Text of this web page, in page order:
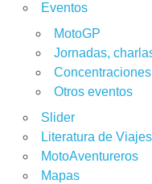
Eventos
MotoGP
Jornadas,
Concentraciones
Otros eventos
Slider
Literatura de
MotoAventureros
Mapas